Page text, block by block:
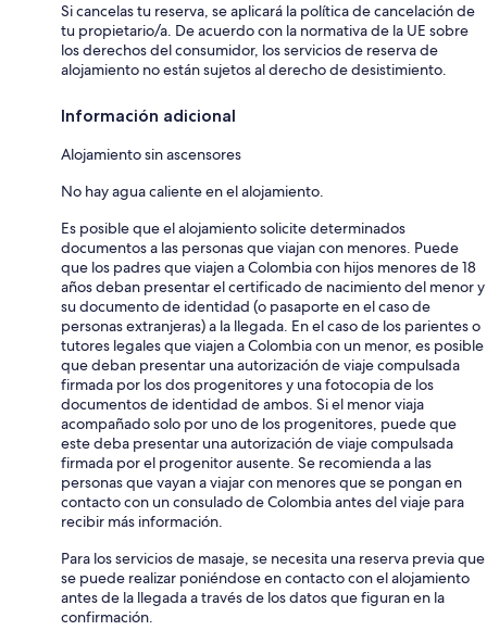
Si cancelas tu reserva, se aplicará la política de cancelación de
tu propietario/a. De acuerdo con la normativa de la UE sobre
los derechos del consumidor, los servicios de reserva de
alojamiento no están sujetos al derecho de desistimiento.
Información adicional
Alojamiento sin ascensores
No hay agua caliente en el alojamiento.
Es posible que el alojamiento solicite determinados
documentos a las personas que viajan con menores. Puede
que los padres que viajen a Colombia con hijos menores de 18
años deban presentar el certificado de nacimiento del menor y
su documento de identidad (o pasaporte en el caso de
personas extranjeras) a la llegada. En el caso de los parientes o
tutores legales que viajen a Colombia con un menor, es posible
que deban presentar una autorización de viaje compulsada
firmada por los dos progenitores y una fotocopia de los
documentos de identidad de ambos. Si el menor viaja
acompañado solo por uno de los progenitores, puede que
este deba presentar una autorización de viaje compulsada
firmada por el progenitor ausente. Se recomienda a las
personas que vayan a viajar con menores que se pongan en
contacto con un consulado de Colombia antes del viaje para
recibir más información.
Para los servicios de masaje, se necesita una reserva previa que
se puede realizar poniéndose en contacto con el alojamiento
antes de la llegada a través de los datos que figuran en la
confirmación.